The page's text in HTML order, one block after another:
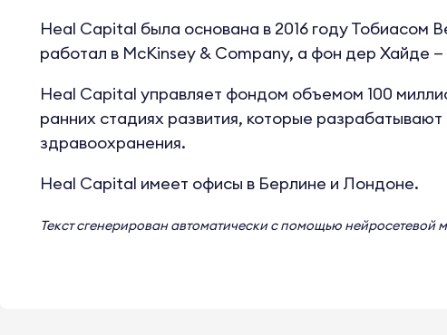
Heal Capital была основана в 2016 году
работал в McKinsey & Company, а фон дер Хайде —
Heal Capital управляет фондом объемом 100
ранних стадиях развития, которые
здравоохранения.
Heal Capital имеет офисы в Берлине и Лондоне.
Текст сгенерирован автоматически с помощью нейросетевой